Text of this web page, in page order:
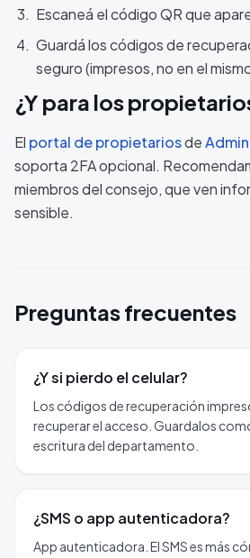
Escaneá el código QR que
Guardá los códigos de
seguro (impresos, no en el
¿Y para los
El portal de propietariosde
soporta 2FA opcional.
miembros del consejo, que ven
sensible.
Preguntas frecuentes
¿Y si pierdo el celular?
Los códigos de recuperación
recuperar el acceso. Guardalos
escritura del departamento.
¿SMS o app autenticadora?
App autenticadora. El SMS es más